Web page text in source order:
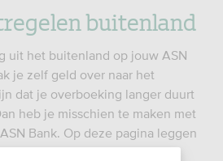
buitenland
uit het buitenland op jouw ASN
je zelf geld over naar het
dat je overboeking langer duurt
heb je misschien te maken met
Bank. Op deze pagina leggen
en wat jij daarvan kunt